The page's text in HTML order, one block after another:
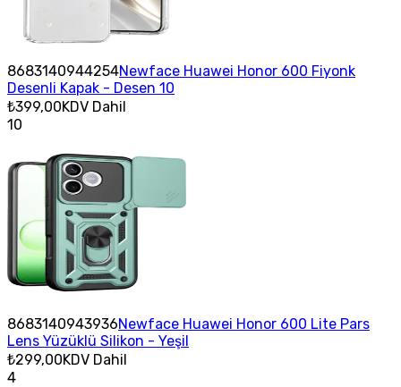
8683140944254Newface Huawei Honor 600 Fiyonk
Desenli Kapak - Desen 10
₺399,00KDV Dahil
10
8683140943936Newface Huawei Honor 600 Lite Pars
Lens Yüzüklü Silikon - Yeşil
₺299,00KDV Dahil
4